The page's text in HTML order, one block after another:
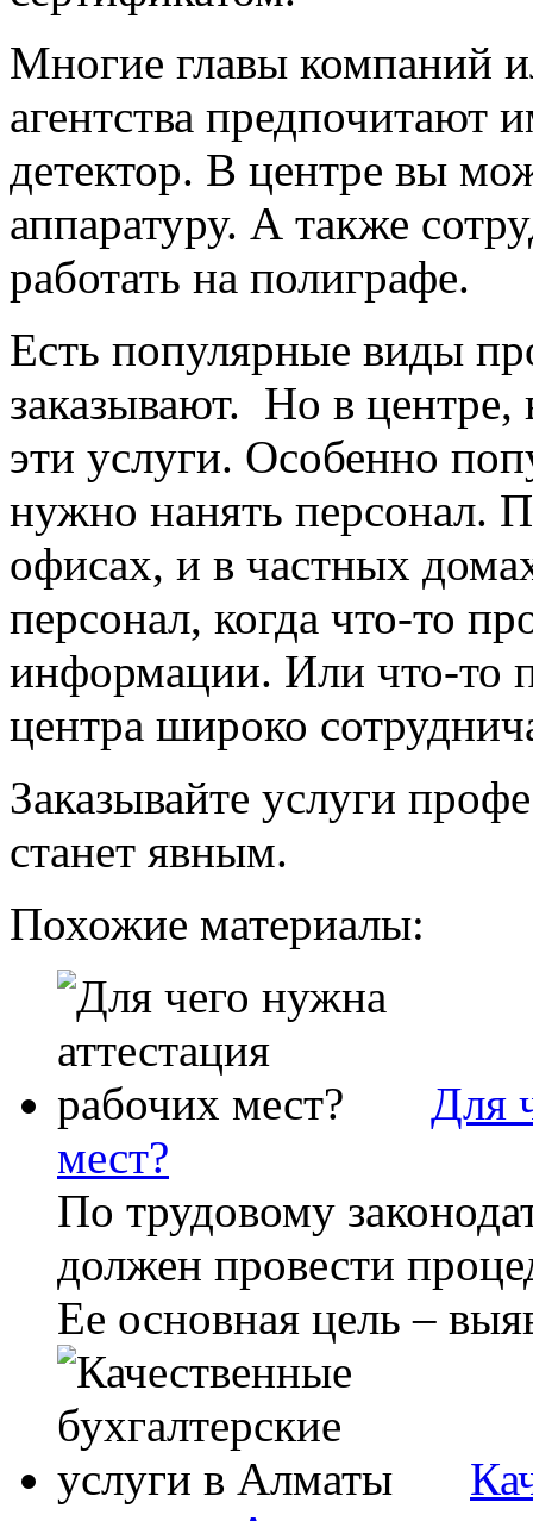
Многие главы компаний
агентства предпочитают
детектор. В центре вы
аппаратуру. А также
работать на полиграфе.
Есть популярные виды
заказывают. Но в центре,
эти услуги. Особенно
нужно нанять персонал.
офисах, и в частных
персонал, когда что-то
информации. Или что-то
центра широко
Заказывайте услуги
станет явным.
Похожие материалы:
Для
мест?
По трудовому
должен провести
Ее основная цель –